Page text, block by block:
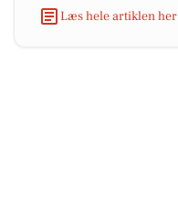
Læs hele artiklen her